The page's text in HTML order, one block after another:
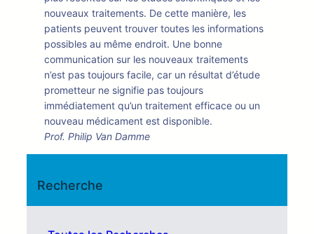
nouveaux traitements. De cette manière, les
patients peuvent trouver toutes les informations
possibles au même endroit. Une bonne
communication sur les nouveaux traitements
n’est pas toujours facile, car un résultat d’étude
prometteur ne signifie pas toujours
immédiatement qu’un traitement efficace ou un
nouveau médicament est disponible.
Prof. Philip Van Damme
Recherche